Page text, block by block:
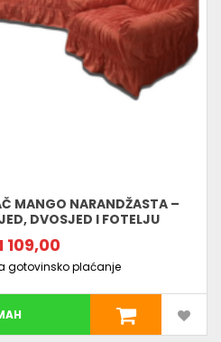
MANGO NARANDŽASTA –
DVOSJED I FOTELJU
109,00
gotovinsko plaćanje